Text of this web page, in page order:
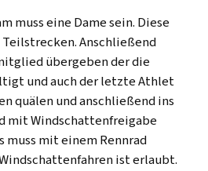
muss eine Dame sein. Diese
Anschließend
übergeben der die
und auch der letzte Athlet
quälen und anschließend ins
mit Windschattenfreigabe
mit einem Rennrad
ist erlaubt.